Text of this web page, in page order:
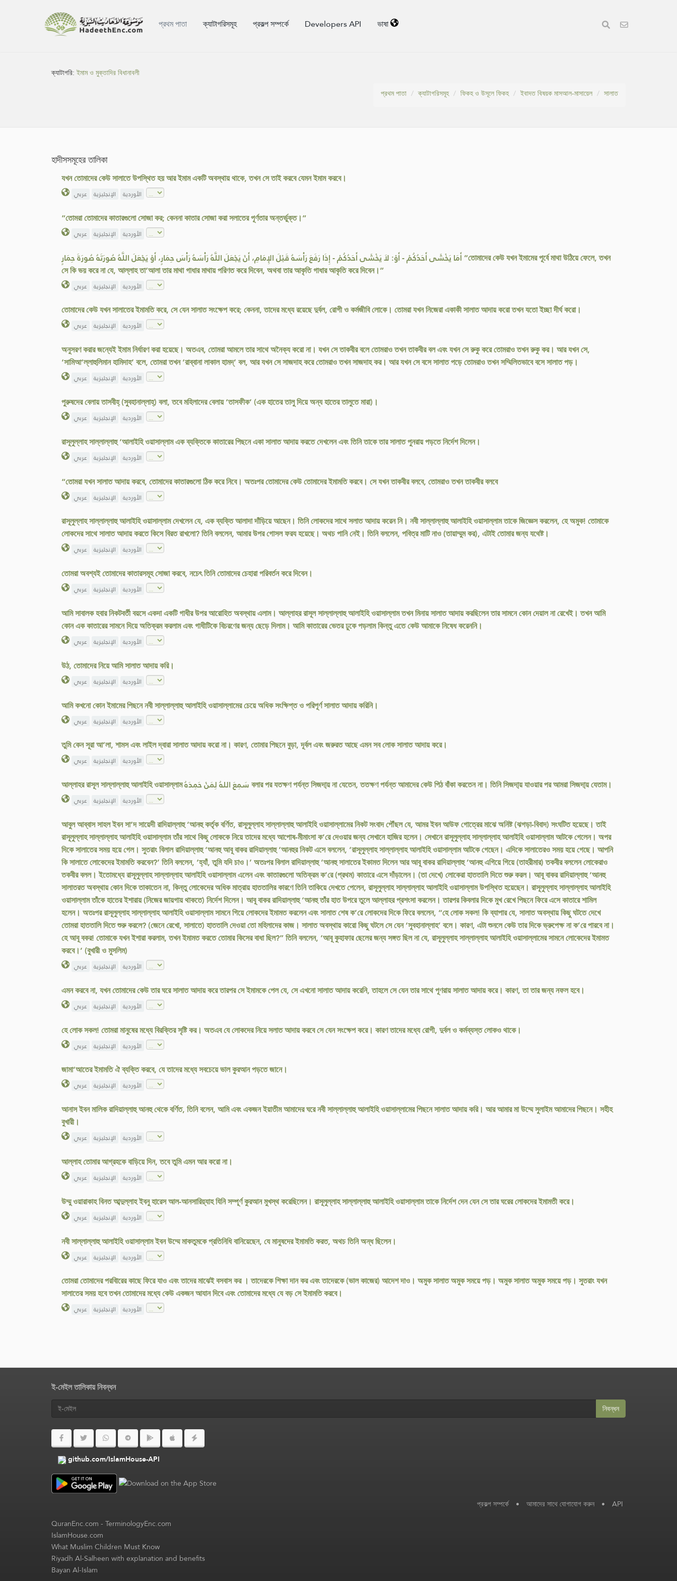
প্রথম পাতা ক্যাটাগরিসমূহ প্রকল্প সম্পর্কে Developers API ভাষা
ক্যাটাগরি:ইমাম ও মুক্তাদির বিধানাবলী
প্রথম পাতা
ক্যাটাগরিসমূহ ফিকহ ও উসূলে ফিকহ ইবাদত বিষয়ক মাসআল-মাসায়েল সালাত
হাদীসসমূহের তালিকা
যখন তোমাদের কেউ সালাতে উপস্থিত হয় আর ইমাম একটি অবস্থায় থাকে, তখন সে তাই করবে যেমন ইমাম করবে।
عربي الإنجليزية الأوردية
“তোমরা তোমাদের কাতারগুলো সোজা কর; কেননা কাতার সোজা করা সলাতের পূর্ণতার অন্তর্ভুক্ত।“
عربي الإنجليزية الأوردية
أَمَا يَخْشَى أَحَدُكُمْ - أَوْ: لاَ يَخْشَى أَحَدُكُمْ - إِذَا رَفَعَ رَأْسَهُ قَبْلَ الإِمَامِ، أَنْ يَجْعَلَ اللَّهُ رَأْسَهُ رَأْسَ حِمَارٍ، أَوْ يَجْعَلَ اللَّهُ صُورَتَهُ صُورَةَ حِمَارٍ “তোমাদের কেউ যখন ইমামের পূর্বে মাথা উঠিয়ে ফেলে, তখন
সে কি ভয় করে না যে, আল্লাহ তা‘আলা তার মাথা গাধার মাথায় পরিণত করে দিবেন, অথবা তার আকৃতি গাধার আকৃতি করে দিবেন।”
عربي الإنجليزية الأوردية
তোমাদের কেউ যখন সালাতের ইমামতি করে, সে যেন সালাত সংক্ষেপ করে; কেননা, তাদের মধ্যে রয়েছে দুর্বল, রোগী ও কর্মজীবি লোকে। তোমরা যখন নিজেরা একাকী সালাত আদায় করো তখন যতো ইচ্ছা দীর্ঘ করো।
عربي الإنجليزية الأوردية
অনুসরণ করার জন্যেই ইমাম নির্ধারণ করা হয়েছে। অতএব, তোমরা আমলে তার সাথে অনৈক্য করো না। যখন সে তাকবীর বলে তোমরাও তখন তাকবীর বল এবং যখন সে রুকু করে তোমরাও তখন রুকু কর। আর যখন সে,
‘সামিআ‘ল্লাহুলিমান হামিদাহ’ বলে, তোমরা তখন ‘রাব্বানা লাকাল হামদ্’ বল, আর যখন সে সাজদাহ করে তোমরাও তখন সাজদাহ কর। আর যখন সে বসে সালাত পড়ে তোমরাও তখন সম্মিলিতভাবে বসে সালাত পড়।
عربي الإنجليزية الأوردية
পুরুষদের বেলায় তাসবীহ্ (সুবহানাল্লাহ্) বলা, তবে মহিলাদের বেলায় ‘তাসফীক’ (এক হাতের তালু দিয়ে অন্য হাতের তালুতে মারা)।
عربي الإنجليزية الأوردية
রাসূলুল্লাহ সাল্লাল্লাহু ‘আলাইহি ওয়াসাল্লাম এক ব্যক্তিকে কাতারের পিছনে একা সালাত আদায় করতে দেখলেন এবং তিনি তাকে তার সালাত পুনরায় পড়তে নির্দেশ দিলেন।
عربي الإنجليزية الأوردية
“তোমরা যখন সালাত আদায় করবে, তোমাদের কাতারগুলো ঠিক করে নিবে। অতঃপর তোমাদের কেউ তোমাদের ইমামতি করবে। সে যখন তাকবীর বলবে, তোমরাও তখন তাকবীর বলবে
عربي الإنجليزية الأوردية
রাসূলুল্লাহ সাল্লাল্লাহু আলাইহি ওয়াসাল্লাম দেখলেন যে, এক ব্যক্তি আলাদা দাঁড়িয়ে আছেন। তিনি লোকদের সাথে সলাত আদায় করেন নি। নবী সাল্লাল্লাহু আলাইহি ওয়াসাল্লাম তাকে জিজ্ঞেস করলেন, হে অমুক! তোমাকে
লোকদের সাথে সালাত আদায় করতে কিসে বিরত রাখলো? তিনি বললেন, আমার উপর গোসল ফরয হয়েছে। অথচ পানি নেই। তিনি বললেন, পবিত্র মাটি নাও (তায়াম্মুম কর), এটাই তোমার জন্য যথেষ্ট।
عربي الإنجليزية الأوردية
তোমরা অবশ্যই তোমাদের কাতারসমূহ সোজা করবে, নচেৎ তিনি তোমাদের চেহারা পরিবর্তন করে দিবেন।
عربي الإنجليزية الأوردية
আমি সাবালক হবার নিকটবর্তী বয়সে একদা একটি গাধীর উপর আরোহিত অবস্থায় এলাম। আল্লাহর রাসূল সাল্লাল্লাহু আলাইহি ওয়াসাল্লাম তখন মিনায় সালাত আদায় করছিলেন তার সামনে কোন দেয়াল না রেখেই। তখন আমি
কোন এক কাতারের সামনে দিয়ে অতিক্রম করলাম এবং গাধীটিকে বিচরণের জন্য ছেড়ে দিলাম। আমি কাতারের ভেতর ঢুকে পড়লাম কিন্তু এতে কেউ আমাকে নিষেধ করেননি।
عربي الإنجليزية الأوردية
উঠ, তোমাদের নিয়ে আমি সালাত আদায় করি।
عربي الإنجليزية الأوردية
আমি কখনো কোন ইমামের পিছনে নবী সাল্লাল্লাহু আলাইহি ওয়াসাল্লামের চেয়ে অধিক সংক্ষিপ্ত ও পরিপূর্ণ সালাত আদায় করিনি।
عربي الإنجليزية الأوردية
তুমি কেন সূরা আ‘লা, শামস এবং লাইল দ্বারা সালাত আদায় করো না। কারণ, তোমার পিছনে বুড়া, দূর্বল এবং জরুরত আছে এমন সব লোক সালাত আদায় করে।
عربي الإنجليزية الأوردية
আল্লাহর রাসূল সাল্লাল্লাহু আলাইহি ওয়াসাল্লাম سَمِعَ اللهُ لِمَنْ حَمِدَهُ বলার পর যতক্ষণ পর্যন্ত সিজদা্য় না যেতেন, ততক্ষণ পর্যন্ত আমাদের কেউ পিঠ বাঁকা করতেন না। তিনি সিজদা্য় যাওয়ার পর আমরা সিজদা্য় যেতাম।
عربي الإنجليزية الأوردية
আবুল আব্বাস সাহল ইবন সা’দ সায়েদী রাদিয়াল্লাহু ‘আনহু কর্তৃক বর্ণিত, রাসূলুল্লাহ সাল্লাল্লাহু আলাইহি ওয়াসাল্লামের নিকট সংবাদ পৌঁছল যে, আমর ইবন আউফ গোত্রের মাঝে অনিষ্ট (ঝগড়া-বিবাদ) সংঘটিত হয়েছে। তাই
রাসূলুল্লাহ সাল্লাল্লাহ আলাইহি ওয়াসাল্লাম তাঁর সাথে কিছু লোককে নিয়ে তাদের মধ্যে আপোষ-মীমাংসা ক’রে দেওয়ার জন্য সেখানে হাজির হলেন। সেখানে রাসূলুল্লাহ সাল্লাল্লাহ আলাইহি ওয়াসাল্লাম আটকে গেলেন। অপর
দিকে সালাতের সময় হয়ে গেল। সুতরাং বিলাল রাদিয়াল্লাহু ‘আনহু আবূ বাকর রাদিয়াল্লাহু ‘আনহুর নিকট এসে বললেন, ‘রাসূলুল্লাহ সাল্লাল্লাহ আলাইহি ওয়াসাল্লাম আটকে গেছেন। এদিকে সালাতেরও সময় হয়ে গেছে। আপনি
কি সালাতে লোকেদের ইমামতি করবেন?’ তিনি বললেন, ‘হ্যাঁ, তুমি যদি চাও।’ অতঃপর বিলাল রাদিয়াল্লাহু ‘আনহু সালাতের ইকামত দিলেন আর আবূ বাকর রাদিয়াল্লাহু ‘আনহু এগিয়ে গিয়ে (তাহরীমার) তকবীর বললেন লোকেরাও
তকবীর বলল। ইতোমধ্যে রাসূলুল্লাহ সাল্লাল্লাহ আলাইহি ওয়াসাল্লাম এলেন এবং কাতারগুলো অতিক্রম ক’রে (প্রথম) কাতারে এসে দাঁড়ালেন। (তা দেখে) লোকেরা হাততালি দিতে শুরু করল। আবূ বাকর রাদিয়াল্লাহু ‘আনহু
সালাতরত অবস্থায় কোন দিকে তাকাতেন না, কিন্তু লোকেদের অধিক মাত্রায় হাততালির কারণে তিনি তাকিয়ে দেখতে পেলেন, রাসূলুল্লাহ সাল্লাল্লাহ আলাইহি ওয়াসাল্লাম উপস্থিত হয়েছেন। রাসূলুল্লাহ সাল্লাল্লাহ আলাইহি
ওয়াসাল্লাম তাঁকে হাতের ইশারায় (নিজের জায়গায় থাকতে) নির্দেশ দিলেন। আবূ বাকর রাদিয়াল্লাহু ‘আনহু তাঁর হাত উপরে তুলে আল্লাহর প্রশংসা করলেন। তারপর কিবলার দিকে মুখ রেখে পিছনে ফিরে এসে কাতারে শামিল
হলেন। অতঃপর রাসূলুল্লাহ সাল্লাল্লাহ আলাইহি ওয়াসাল্লাম সামনে গিয়ে লোকদের ইমামত করলেন এবং সালাত শেষ ক’রে লোকদের দিকে ফিরে বললেন, “হে লোক সকল! কি ব্যাপার যে, সালাত অবস্থায় কিছু ঘটতে দেখে
তোমরা হাততালি দিতে শুরু করলে? (জেনে রেখো, সালাতে) হাততালি দেওয়া তো মহিলাদের কাজ। সালাত অবস্থায় কারো কিছু ঘটলে সে যেন ‘সুবহানাল্লাহ’ বলে। কারণ, এটা শুনলে কেউ তার দিকে ভ্রুপেক্ষ না ক’রে পারবে না।
হে আবূ বকর! তোমাকে যখন ইশারা করলাম, তখন ইমামত করতে তোমার কিসের বাধা ছিল?” তিনি বললেন, ‘আবূ কুহাফার ছেলের জন্য সঙ্গত ছিল না যে, রাসূলুল্লাহ সাল্লাল্লাহ আলাইহি ওয়াসাল্লামের সামনে লোকেদের ইমামত
করবে।’ (বুখারী ও মুসলিম)
عربي الإنجليزية الأوردية
এমন করবে না, যখন তোমাদের কেউ তার ঘরে সালাত আদায় করে তারপর সে ইমামকে পেল যে, সে এখনো সালাত আদায় করেনি, তাহলে সে যেন তার সাথে পূণরায় সালাত আদায় করে। কারণ, তা তার জন্য নফল হবে।
عربي الإنجليزية الأوردية
হে লোক সকল! তোমরা মানুষের মধ্যে বিরক্তির সৃষ্টি কর। অতএব যে লোকদের নিয়ে সলাত আদায় করবে সে যেন সংক্ষেপ করে। কারণ তাদের মধ্যে রোগী, দুর্বল ও কর্মব্যস্ত লোকও থাকে।
عربي الإنجليزية الأوردية
জামা‘আতের ইমামতি ঐ ব্যক্তি করবে, যে তাদের মধ্যে সবচেয়ে ভাল কুরআন পড়তে জানে।
عربي الإنجليزية الأوردية
আনাস ইবন মালিক রাদিয়াল্লাহু আনহু থেকে বর্ণিত, তিনি বলেন, আমি এবং একজন ইয়াতীম আমাদের ঘরে নবী সাল্লাল্লাহু আলাইহি ওয়াসাল্লামের পিছনে সালাত আদায় করি। আর আমার মা উম্মে সুলাইম আমাদের পিছনে। সহীহ
বুখারী।
عربي الإنجليزية الأوردية
আল্লাহ তোমার আগ্রহকে বাড়িয়ে দিন, তবে তুমি এমন আর করো না।
عربي الإنجليزية الأوردية
উম্মু ওয়ারাকাহ বিনত আব্দুল্লাহ ইবনু হারেস আল-আনসারিয়্যাহ যিনি সম্পূর্ণ কুরআন মুখস্থ করেছিলেন। রাসূলুল্লাহ সাল্লাল্লাহু আলাইহি ওয়াসাল্লাম তাকে নির্দেশ দেন যেন সে তার ঘরের লোকদের ইমামতী করে।
عربي الإنجليزية الأوردية
নবী সাল্লাল্লাহু আলাইহি ওয়াসাল্লাম ইবন উম্মে মাকতুমকে প্রতিনিধি বানিয়েছেন, যে মানুষদের ইমামতি করত, অথচ তিনি অন্ধ ছিলেন।
عربي الإنجليزية الأوردية
তোমরা তোমাদের পরবিারের কাছে ফিরে যাও এবং তাদের মাঝেই বসবাস কর । তাদেরকে শিক্ষা দান কর এবং তাদেরকে (ভাল কাজের) আদেশ দাও। অমুক সালাত অমুক সময়ে পড়। অমুক সালাত অমুক সময়ে পড়। সুতরাং যখন
সালাতের সময় হবে তখন তোমাদের মধ্যে কেউ একজন আযান দিবে এবং তোমাদের মধ্যে যে বড় সে ইমামতি করবে।
عربي الإنجليزية الأوردية
ই-মেইল তালিকায় নিবন্ধন
নিবন্ধন
github.com/IslamHouse-API
প্রকল্প সম্পর্কে • আমাদের সাথে যোগাযোগ করুন • API
QuranEnc.com-TerminologyEnc.com
IslamHouse.com
What Muslim Children Must Know
Riyadh Al-Salheen with explanation and benefits
Bayan Al-Islam